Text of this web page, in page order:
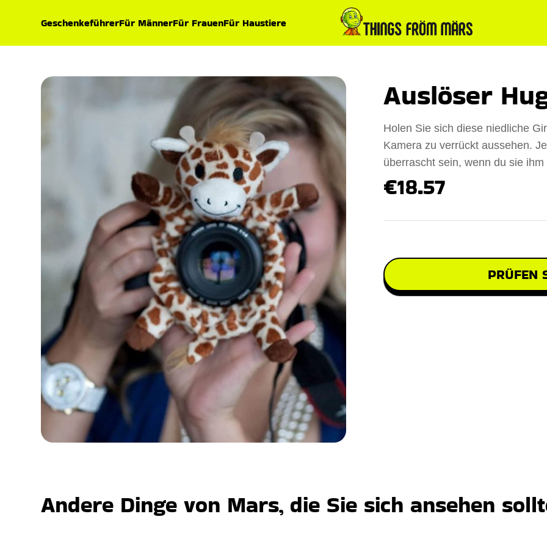
GeschenkeführerFür MännerFür FrauenFür Haustiere
Auslöser
Holen Sie sich diese niedliche
Kamera zu verrückt aussehen.
überrascht sein, wenn du sie
€18.57
PRÜFEN
Andere Dinge von Mars, die Sie sich ansehen